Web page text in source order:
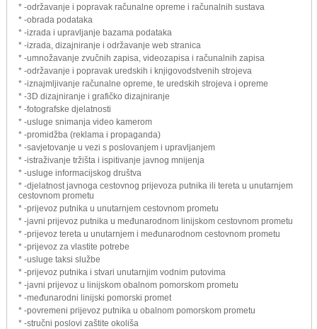
* -održavanje i popravak računalne opreme i računalnih sustava
* -obrada podataka
* -izrada i upravljanje bazama podataka
* -izrada, dizajniranje i održavanje web stranica
* -umnožavanje zvučnih zapisa, videozapisa i računalnih zapisa
* -održavanje i popravak uredskih i knjigovodstvenih strojeva
* -iznajmljivanje računalne opreme, te uredskih strojeva i opreme
* -3D dizajniranje i grafičko dizajniranje
* -fotografske djelatnosti
* -usluge snimanja video kamerom
* -promidžba (reklama i propaganda)
* -savjetovanje u vezi s poslovanjem i upravljanjem
* -istraživanje tržišta i ispitivanje javnog mnijenja
* -usluge informacijskog društva
* -djelatnost javnoga cestovnog prijevoza putnika ili tereta u unutarnjem
cestovnom prometu
* -prijevoz putnika u unutarnjem cestovnom prometu
* -javni prijevoz putnika u međunarodnom linijskom cestovnom prometu
* -prijevoz tereta u unutarnjem i međunarodnom cestovnom prometu
* -prijevoz za vlastite potrebe
* -usluge taksi službe
* -prijevoz putnika i stvari unutarnjim vodnim putovima
* -javni prijevoz u linijskom obalnom pomorskom prometu
* -međunarodni linijski pomorski promet
* -povremeni prijevoz putnika u obalnom pomorskom prometu
* -stručni poslovi zaštite okoliša